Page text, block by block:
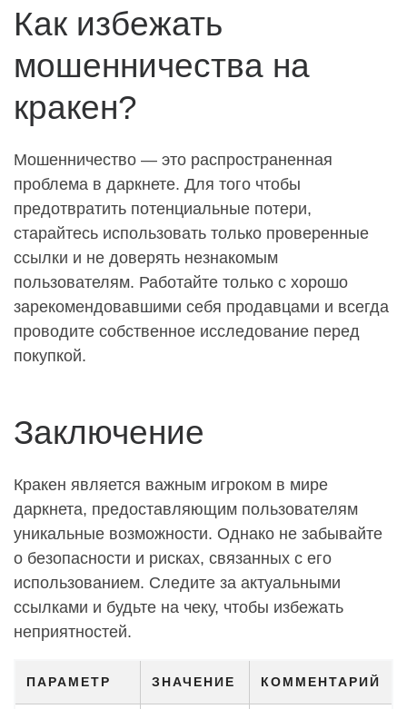
Как избежать
мошенничества на
кракен?
Мошенничество — это распространенная
проблема в даркнете. Для того чтобы
предотвратить потенциальные потери,
старайтесь использовать только проверенные
ссылки и не доверять незнакомым
пользователям. Работайте только с хорошо
зарекомендовавшими себя продавцами и всегда
проводите собственное исследование перед
покупкой.
Заключение
Кракен является важным игроком в мире
даркнета, предоставляющим пользователям
уникальные возможности. Однако не забывайте
о безопасности и рисках, связанных с его
использованием. Следите за актуальными
ссылками и будьте на чеку, чтобы избежать
неприятностей.
ПАРАМЕТР ЗНАЧЕНИЕ КОММЕНТАРИЙ